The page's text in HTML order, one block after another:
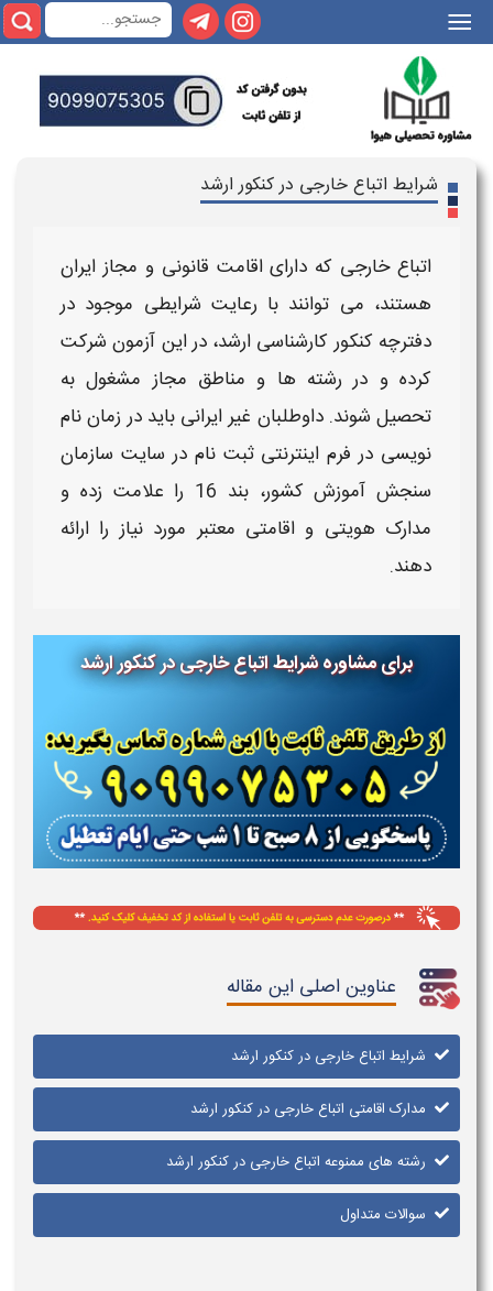
|||
شرایط اتباع خارجی در کنکور ارشد
اتباع خارجی که دارای اقامت قانونی و مجاز ایران
هستند، می توانند با رعایت شرایطی موجود در
دفترچه کنکور کارشناسی ارشد، در این آزمون شرکت
کرده و در رشته ها و مناطق مجاز مشغول به
تحصیل شوند. داوطلبان غیر ایرانی باید در زمان نام
نویسی در فرم اینترنتی ثبت نام در سایت سازمان
سنجش آموزش کشور، بند 16 را علامت زده و
مدارک هویتی و اقامتی معتبر مورد نیاز را ارائه
دهند.
برای مشاوره شرایط اتباع خارجی در کنکور ارشد
عناوین اصلی این مقاله
شرایط اتباع خارجی در کنکور ارشد
مدارک اقامتی اتباع خارجی در کنکور ارشد
رشته های ممنوعه اتباع خارجی در کنکور ارشد
سوالات متداول